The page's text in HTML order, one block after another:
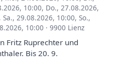
10:00, Do., 27.08.2026,
, Sa., 29.08.2026, 10:00, So.,
10:00 · 9900 Lienz
Fritz Ruprechter und
Bis 20. 9.